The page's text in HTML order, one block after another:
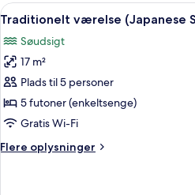
Style
4
People)
Indlæs
alle
billeder
af
Traditionelt
værelse
(Japanese
for
Et
6
Traditionelt værelse (Japanese
Søudsigt
17 m²
Plads til 5 personer
5 futoner (enkeltsenge)
Gratis Wi-Fi
Flere oplysninger
Flere